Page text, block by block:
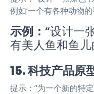
例如‘一个有各种动物的
示例： “设计一
有美人鱼和鱼儿
15. 科技产品原
提示：“为一个新的特